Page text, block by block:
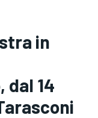
in
dal 14